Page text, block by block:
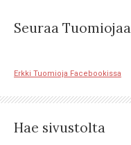
Seuraa
Erkki Tuomioja Facebookissa
Hae sivustolta